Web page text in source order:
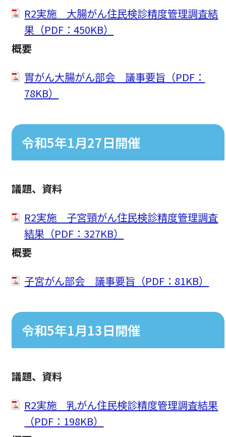
R2実施 大腸がん住民検診精度管理調査結
果（PDF：450KB）
概要
胃がん大腸がん部会 議事要旨（PDF：
78KB）
令和5年1月27日開催
議題、資料
R2実施 子宮頸がん住民検診精度管理調査
結果（PDF：327KB）
概要
子宮がん部会 議事要旨（PDF：81KB）
令和5年1月13日開催
議題、資料
R2実施 乳がん住民検診精度管理調査結果
（PDF：198KB）